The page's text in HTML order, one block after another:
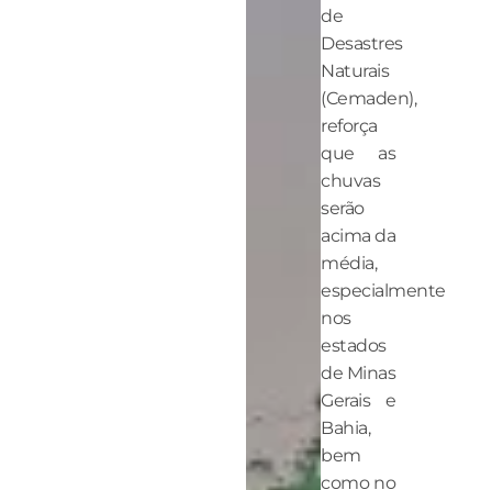
de
Desastres
Naturais
(Cemaden),
reforça
que as
chuvas
serão
acima da
média,
especialmente
nos
estados
de Minas
Gerais e
Bahia,
bem
como no